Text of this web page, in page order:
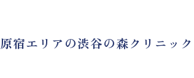
宿エリアの渋谷の森クリニッ